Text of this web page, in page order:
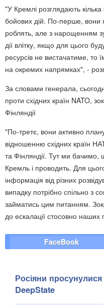
"У Кремлі розглядають
бойових дій. По-перше,
роблять, але з нарощенням
дії влітку, якщо для цього
ресурсів не вистачатиме, то
на окремих напрямках", -
За словами генерала, сьогодні
проти східних країн NATO,
Фінляндії
"По-третє, вони активно
відношенню східних країн
та Фінляндії. Тут ми бачимо,
Кремль і проводить. Для
інформація від різних
випадку потрібно спільно з
займатись цим питанням.
до ескалації стосовно наших
FaceBook
Росіяни
DeepState